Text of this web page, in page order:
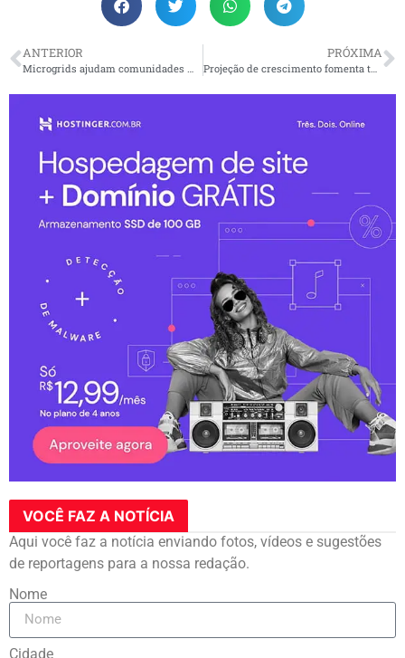
ANTERIOR PRÓXIMA
Projeção de crescimento fomenta turismo na América Latina
VOCÊ FAZ A NOTÍCIA
Aqui você faz a notícia enviando fotos, vídeos e sugestões
de reportagens para a nossa redação.
Nome
Cidade